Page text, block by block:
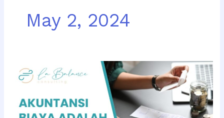
May 2, 2024
Akuntansi
Biaya
Pengertian,
Fungsi,